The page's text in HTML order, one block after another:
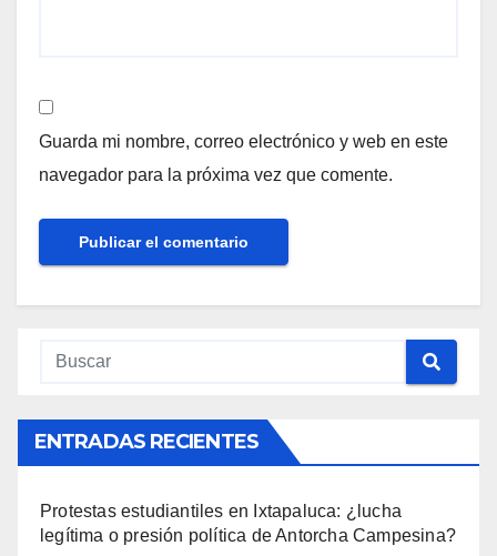
Guarda mi nombre, correo electrónico y web en este
navegador para la próxima vez que comente.
ENTRADAS RECIENTES
Protestas estudiantiles en Ixtapaluca: ¿lucha
legítima o presión política de Antorcha Campesina?